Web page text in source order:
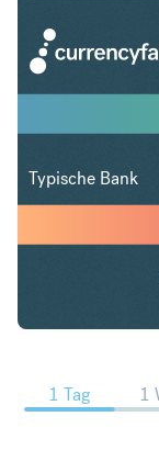
Typische Bank
1 Tag 1